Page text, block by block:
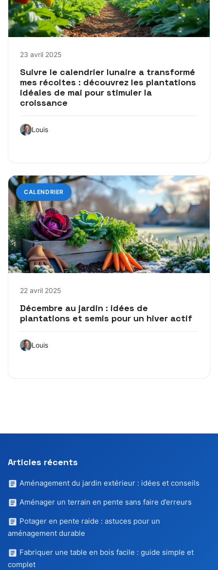
23 avril 2025
Suivre le calendrier lunaire a transformé
mes récoltes : découvrez les plantations
idéales de mai pour stimuler la
croissance
Louis
CALENDRIER
22 avril 2025
Décembre au jardin : idées de
plantations et semis pour un hiver actif
Louis
Articles récents
Aménagement du jardin extérieur : idées et conseils
Aménager un terrain en pente sans faire d’erreurs
Potager en pente raide : astuces pour un
aménagement durable
Fabriquer une table en bois facile : guide simple et
complet